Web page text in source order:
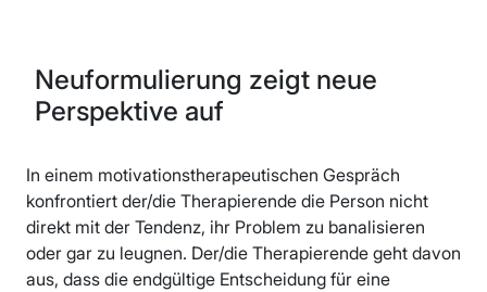
Neuformulierung zeigt neue
Perspektive auf
In einem motivationstherapeutischen Gespräch
konfrontiert der/die Therapierende die Person nicht
direkt mit der Tendenz, ihr Problem zu banalisieren
oder gar zu leugnen. Der/die Therapierende geht davon
aus, dass die endgültige Entscheidung für eine